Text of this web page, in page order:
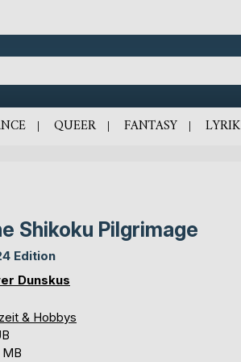
QUEER FANTASY LYRIK
Shikoku Pilgrimage
Edition
Dunskus
& Hobbys
MB